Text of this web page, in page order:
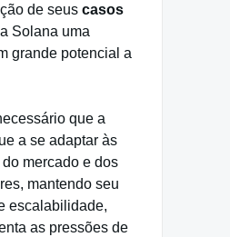
de seus casos
Solana uma
grande potencial a
que a
a se adaptar às
mercado e dos
mantendo seu
escalabilidade,
as pressões de